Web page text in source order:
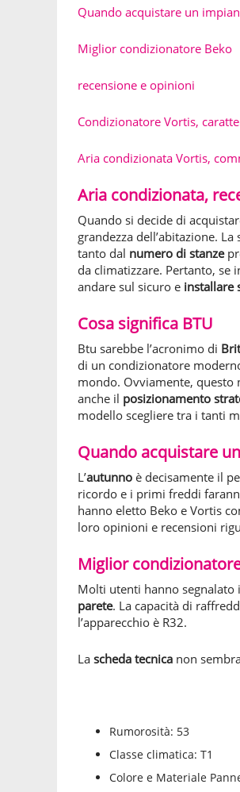
Quando acquistare un
Miglior condizionatore Beko
recensione e opinioni
Condizionatore Vortis,
Aria condizionata Vortis,
Aria condizionata,
Quando si decide di
grandezza dell’abitazione.
tanto dal numero di stanze
da climatizzare. Pertanto,
andare sul sicuro e installare
Cosa significa BTU
Btu sarebbe l’acronimo di
di un condizionatore
mondo. Ovviamente, questo
anche il posizionamento
modello scegliere tra i tanti
Quando acquistare
L’autunno è decisamente il
ricordo e i primi freddi
hanno eletto Beko e Vortis
loro opinioni e recensioni
Miglior
Molti utenti hanno segnalato
parete. La capacità di
l’apparecchio è R32.
La scheda tecnica non
Rumorosità: 53
Classe climatica: T1
Colore e Materiale